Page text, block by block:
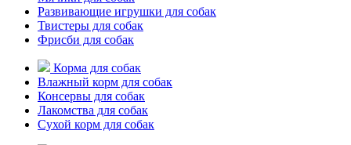
Развивающие игрушки для собак
Твистеры для собак
Фрисби для собак
Корма для собак
Влажный корм для собак
Консервы для собак
Лакомства для собак
Сухой корм для собак